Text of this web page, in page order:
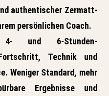
authentischer Zermatt-
persönlichen Coach.
und 6-Stunden-
Technik und
Weniger Standard, mehr
Ergebnisse und